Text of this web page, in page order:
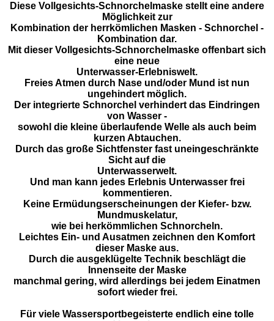
Diese Vollgesichts-Schnorchelmaske stellt eine andere
Möglichkeit zur
Kombination der herrkömlichen Masken - Schnorchel -
Kombination dar.
Mit dieser Vollgesichts-Schnorchelmaske offenbart sich
eine neue
Unterwasser-Erlebniswelt.
Freies Atmen durch Nase und/oder Mund ist nun
ungehindert möglich.
Der integrierte Schnorchel verhindert das Eindringen
von Wasser -
sowohl die kleine überlaufende Welle als auch beim
kurzen Abtauchen.
Durch das große Sichtfenster fast uneingeschränkte
Sicht auf die
Unterwasserwelt.
Und man kann jedes Erlebnis Unterwasser frei
kommentieren.
Keine Ermüdungserscheinungen der Kiefer- bzw.
Mundmuskelatur,
wie bei herkömmlichen Schnorcheln.
Leichtes Ein- und Ausatmen zeichnen den Komfort
dieser Maske aus.
Durch die ausgeklügelte Technik beschlägt die
Innenseite der Maske
manchmal gering, wird allerdings bei jedem Einatmen
sofort wieder frei.
Für viele Wassersportbegeisterte endlich eine tolle